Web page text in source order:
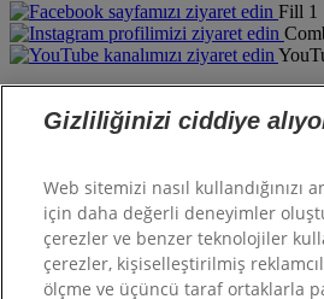
Fill 1
Hill's hakkında
Hill's Pet
Kariyer
Destek
Gizliliğinizi ciddiye
Web sitemizi nasıl kullandığınızı
için daha değerli deneyimler
çerezler ve benzer teknolojiler
çerezler, kişiselleştirilmiş
ölçme ve üçüncü taraf ortaklarla